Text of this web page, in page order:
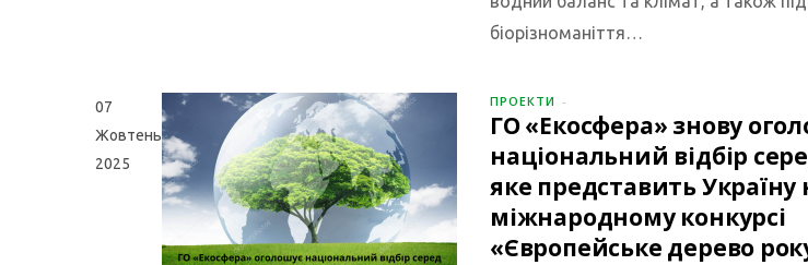
біорізноманіття…
07
Жовтень
2025
ПРОЕКТИ
ГО «Екосфера» знову
національний відбір
яке представить Україну
міжнародному конкурсі
«Європейське дерево